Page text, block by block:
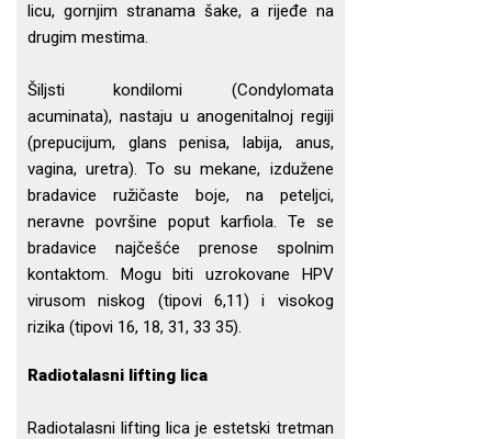
licu, gornjim stranama šake, a rijeđe na
drugim mestima.
Šiljsti kondilomi (Condylomata
acuminata), nastaju u anogenitalnoj regiji
(prepucijum, glans penisa, labija, anus,
vagina, uretra). To su mekane, izdužene
bradavice ružičaste boje, na peteljci,
neravne površine poput karfiola. Te se
bradavice najčešće prenose spolnim
kontaktom. Mogu biti uzrokovane HPV
virusom niskog (tipovi 6,11) i visokog
rizika (tipovi 16, 18, 31, 33 35).
Radiotalasni lifting lica
Radiotalasni lifting lica je estetski tretman